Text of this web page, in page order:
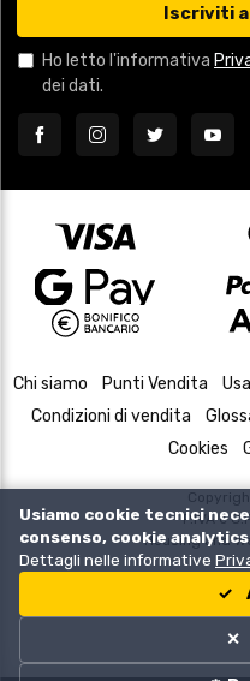
Iscriviti
Ho letto l'informativa
dei dati.
Chi siamo Punti Vendita
Condizioni di vendita
Cookies
P.IVA e
Housing and
Usiamo cookie tecnici
consenso, cookie
Dettagli nelle informative